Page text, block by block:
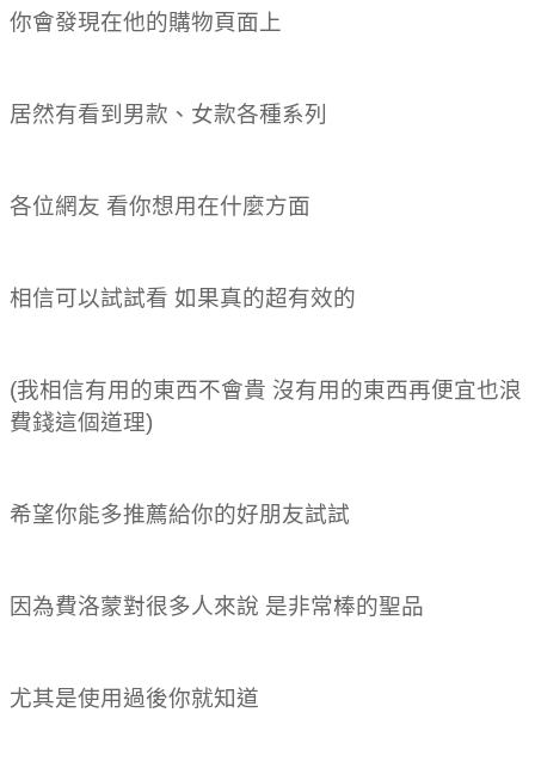
你會發現在他的購物頁面上
居然有看到男款、女款各種系列
各位網友 看你想用在什麼方面
相信可以試試看 如果真的超有效的
(我相信有用的東西不會貴 沒有用的東西再便宜也浪
費錢這個道理)
希望你能多推薦給你的好朋友試試
因為費洛蒙對很多人來說 是非常棒的聖品
尤其是使用過後你就知道